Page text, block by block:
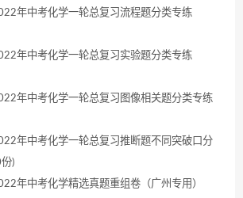
年中考化学一轮总复习流程题分类专练
年中考化学一轮总复习实验题分类专练
年中考化学一轮总复习图像相关题分类专练
年中考化学一轮总复习推断题不同突破口分
)
年中考化学精选真题重组卷（广州专用）